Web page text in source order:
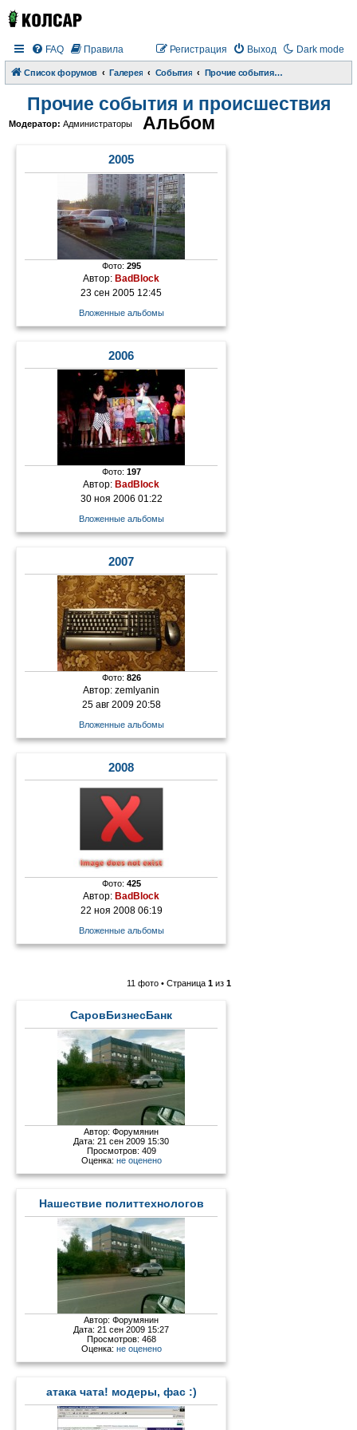
Dark mode
FAQ Правила Выход
Регистрация
Список форумов Галерея События Прочие события и происшествия
Прочие события и происшествия
Модератор: Администраторы Альбом
2005
Фото: 295
Автор:BadBlock
23 сен 2005 12:45
Вложенные альбомы
2006
Фото: 197
Автор:BadBlock
30 ноя 2006 01:22
Вложенные альбомы
2007
Фото: 826
Автор:zemlyanin
25 авг 2009 20:58
Вложенные альбомы
2008
Фото: 425
Автор: BadBlock
22 ноя 2008 06:19
Вложенные альбомы
11 фото • Страница 1из 1
СаровБизнесБанк
Автор:Форумянин
Дата: 21 сен 2009 15:30
Просмотров: 409
Оценка: не оценено
Нашествие политтехнологов
Автор:Форумянин
Дата: 21 сен 2009 15:27
Просмотров: 468
Оценка: не оценено
атака чата! модеры, фас :)